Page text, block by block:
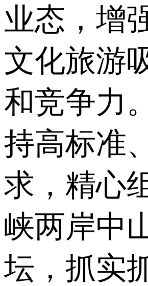
业态，增
文化旅游
和竞争力
持高标准
求，精心
峡两岸中
坛，抓实